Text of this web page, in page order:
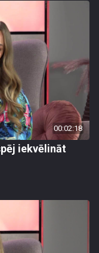
00:02:18
iekvēlināt